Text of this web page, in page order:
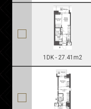
1DK - 27.41m2